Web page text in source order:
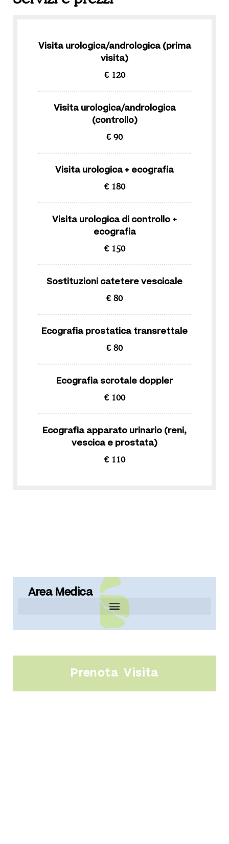
Visita urologica/andrologica (prima
visita)
€ 120
Visita urologica/andrologica
(controllo)
€ 90
Visita urologica + ecografia
€ 180
Visita urologica di controllo +
ecografia
€ 150
Sostituzioni catetere vescicale
€ 80
Ecografia prostatica transrettale
€ 80
Ecografia scrotale doppler
€ 100
Ecografia apparato urinario (reni,
vescica e prostata)
€ 110
Area Medica
Prenota Visita